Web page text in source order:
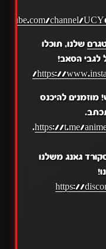
channel/
שלנו, תוכלו
לגבי הסאב!
https://
מוזמנים להיכנס
https://t.me/
.
גאנג משלנו
https://